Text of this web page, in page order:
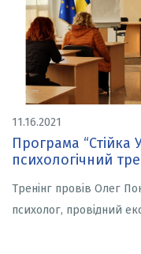
11.16.2021
Програма “Стійка
психологічний
Тренінг провів Олег
психолог, провідний